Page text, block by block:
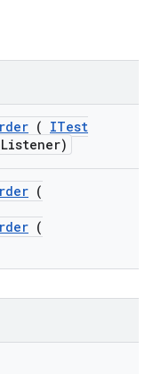
( ITest
Listener)
(
(